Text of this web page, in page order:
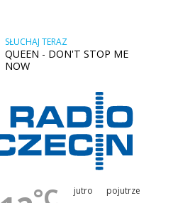
SŁUCHAJ TERAZ
QUEEN - DON'T STOP ME
NOW
jutro pojutrze